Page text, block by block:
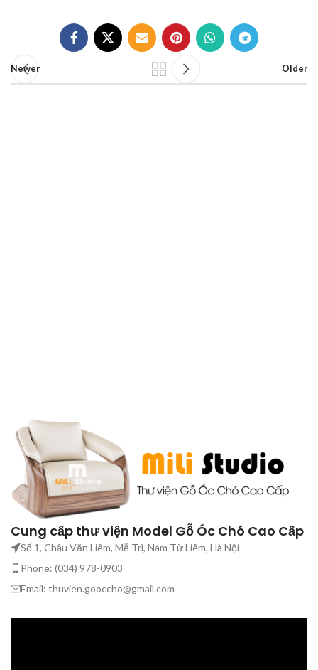
Newer Older
Cung cấp thư viện Model Gỗ Óc Chó Cao Cấp
Số 1, Châu Văn Liêm, Mễ Trì, Nam Từ Liêm, Hà Nội
Phone: (034) 978-0903
Email: thuvien.gooccho@gmail.com